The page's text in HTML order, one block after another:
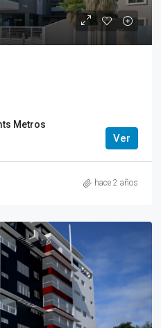
Metros
Ver
hace 2 años